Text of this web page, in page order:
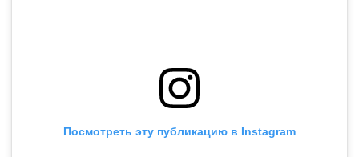
Посмотреть эту публикацию в Instagram